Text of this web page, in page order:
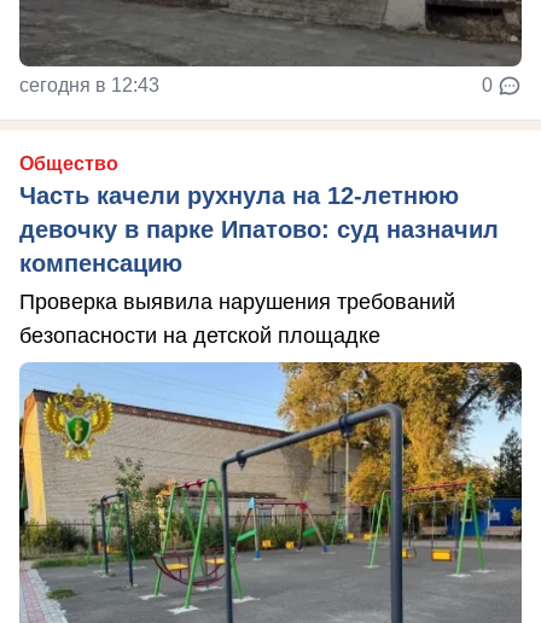
сегодня в 12:43 0
Общество
Часть качели рухнула на 12-летнюю
девочку в парке Ипатово: суд назначил
компенсацию
Проверка выявила нарушения требований
безопасности на детской площадке